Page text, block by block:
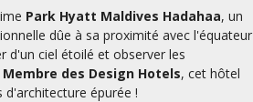
Park Hyatt Maldives Hadahaa, un
dûe à sa proximité avec l'équateur
d'un ciel étoilé et observer les
Membre des Design Hotels, cet hôtel
épurée !